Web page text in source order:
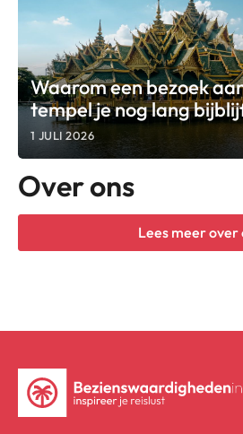
Waarom een bezoek
tempel je nog lang
1 JULI 2026
Over ons
Lees meer over